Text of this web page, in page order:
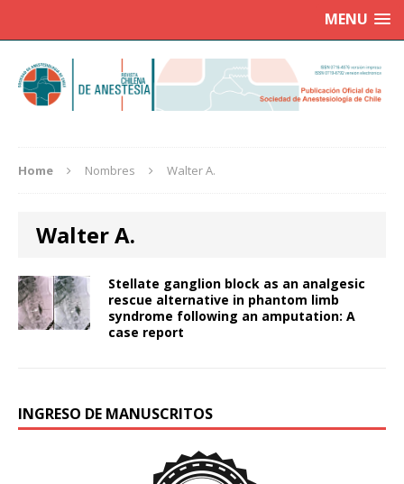
MENU
Home Nombres Walter A.
Walter A.
Stellate ganglion block as an analgesic
rescue alternative in phantom limb
syndrome following an amputation: A
case report
INGRESO DE MANUSCRITOS